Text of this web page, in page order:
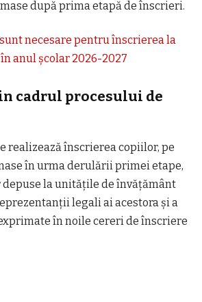
după prima etapă de înscrieri.
necesare pentru înscrierea la
anul școlar 2026-2027
cadrul procesului de
realizează înscrierea copiilor, pe
în urma derulării primei etape,
depuse la unitățile de învățământ
legali ai acestora și a
în noile cereri de înscriere